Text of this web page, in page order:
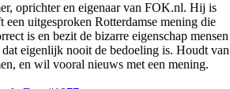
oprichter en eigenaar van FOK.nl. Hij is
een uitgesproken Rotterdamse mening die
is en bezit de bizarre eigenschap mensen
eigenlijk nooit de bedoeling is. Houdt van
en wil vooral nieuws met een mening.